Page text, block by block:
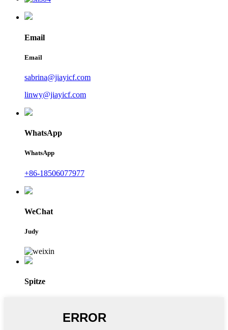
Email
Email
sabrina@jiayicf.com
linwy@jiayicf.com
WhatsApp
WhatsApp
+86-18506077977
WeChat
Judy
Spitze